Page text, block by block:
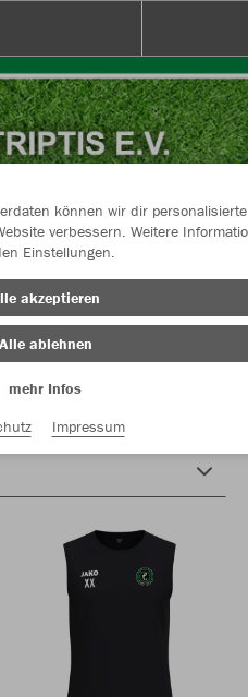
Triptis e.V.
Farbe
können wir dir personalisierte
verbessern. Weitere
Einstellungen.
akzeptieren
Alle ablehnen
mehr Infos
Impressum